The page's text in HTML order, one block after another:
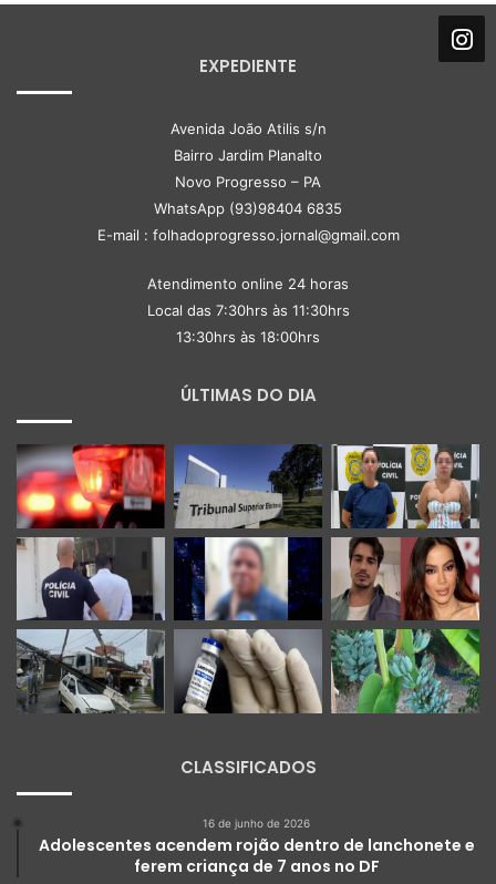
EXPEDIENTE
Avenida João Atilis s/n
Bairro Jardim Planalto
Novo Progresso – PA
WhatsApp (93)98404 6835
E-mail : folhadoprogresso.jornal@gmail.com
Atendimento online 24 horas
Local das 7:30hrs às 11:30hrs
13:30hrs às 18:00hrs
ÚLTIMAS DO DIA
CLASSIFICADOS
16 de junho de 2026
Adolescentes acendem rojão dentro de lanchonete e
ferem criança de 7 anos no DF